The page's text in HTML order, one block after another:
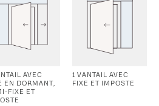
AVEC
EN DORMANT,
FIXE ET
1 VANTAIL AVEC
FIXE ET IMPOSTE